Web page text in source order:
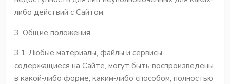
либо действий с Сайтом.
3. Общие положения
3.1. Любые материалы, файлы и сервисы,
содержащиеся на Сайте, могут быть воспроизведены
в какой‐либо форме, каким‐либо способом, полностью